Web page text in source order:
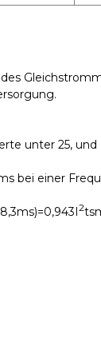
unter 25, und
bei einer
2